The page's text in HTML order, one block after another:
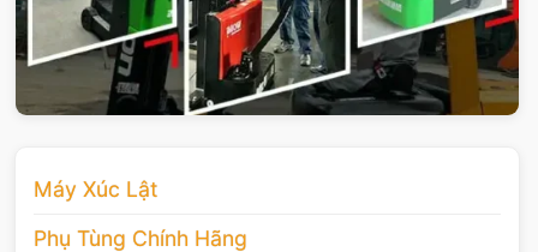
Máy Xúc Lật
Phụ Tùng Chính Hãng